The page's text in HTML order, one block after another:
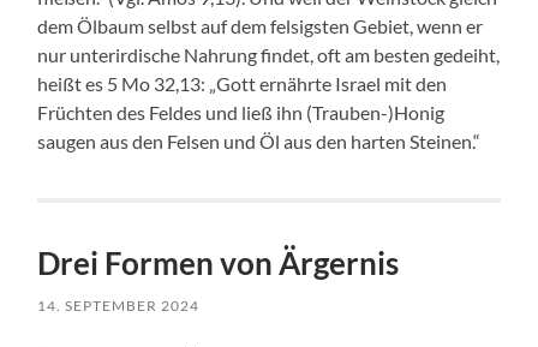
dem Ölbaum selbst auf dem felsigsten Gebiet, wenn er
nur unterirdische Nahrung findet, oft am besten gedeiht,
heißt es 5 Mo 32,13: „Gott ernährte Israel mit den
Früchten des Feldes und ließ ihn (Trauben-)Honig
saugen aus den Felsen und Öl aus den harten Steinen.“
Drei Formen von Ärgernis
14. SEPTEMBER 2024